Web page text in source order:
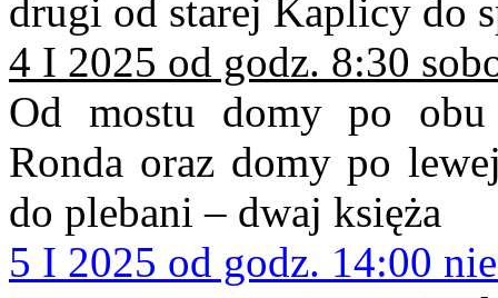
drugi od starej Kaplicy do
4 I 2025 od godz. 8:30
Od mostu domy po
Ronda oraz domy po
do plebani – dwaj księża
5 I 2025 od godz. 14:00